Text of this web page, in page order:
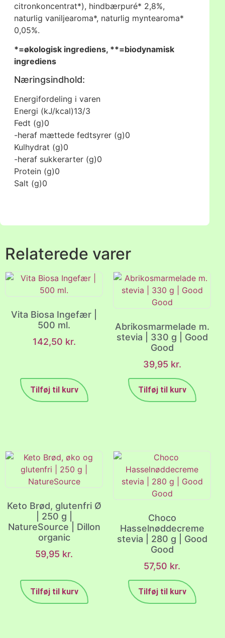
citronkoncentrat*), hindbærpuré* 2,8%,
naturlig vaniljearoma*, naturlig myntearoma*
0,05%.
*=økologisk ingrediens, **=biodynamisk
ingrediens
Næringsindhold:
Energifordeling i varen
Energi (kJ/kcal)13/3
Fedt (g)0
-heraf mættede fedtsyrer (g)0
Kulhydrat (g)0
-heraf sukkerarter (g)0
Protein (g)0
Salt (g)0
Relaterede varer
Vita Biosa Ingefær |
500 ml.
142,50 kr.
Tilføj til kurv
Abrikosmarmelade m.
stevia | 330 g | Good
Good
39,95 kr.
Tilføj til kurv
Keto Brød, glutenfri Ø
| 250 g |
NatureSource | Dillon
organic
59,95 kr.
Tilføj til kurv
Choco
Hasselnøddecreme
stevia | 280 g | Good
Good
57,50 kr.
Tilføj til kurv